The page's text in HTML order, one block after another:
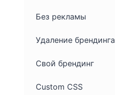
Без рекламы
Удаление брендинга
Свой брендинг
Custom CSS